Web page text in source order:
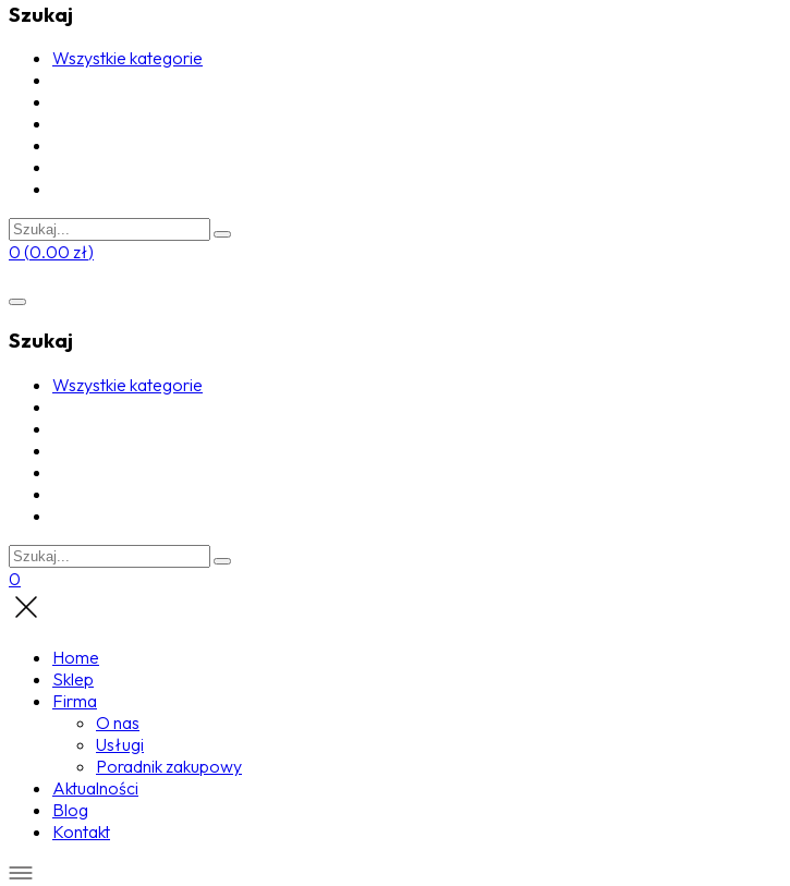
Szukaj
Wszystkie kategorie
0 (0.00 zł)
Szukaj
Wszystkie kategorie
0
Home
Sklep
Firma
O nas
Usługi
Poradnik zakupowy
Aktualności
Blog
Kontakt